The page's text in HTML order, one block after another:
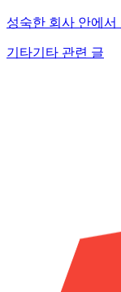
성숙한 회사 안에
기타기타 관련 글